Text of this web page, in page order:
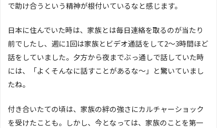
で助け合うという精神が根付いているなと感じます。
日本に住んでいた時は、家族とは毎日連絡を取るのが当たり
前でしたし、週に1回は家族とビデオ通話をして2〜3時間ほど
話をしていました。夕方から夜までぶっ通しで話していた時
には、「よくそんなに話すことがあるな〜」と驚いていまし
たね。
付き合いたての頃は、家族の絆の強さにカルチャーショック
を受けたことも。しかし、今となっては、家族のことを第一